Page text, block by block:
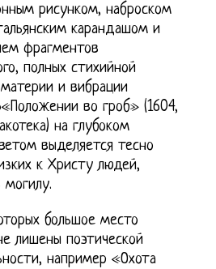
рисунком, наброском
карандашом и
фрагментов
полных стихийной
и вибрации
во гроб» (1604,
на глубоком
выделяется тесно
к Христу людей,
большое место
лишены поэтической
например «Охота